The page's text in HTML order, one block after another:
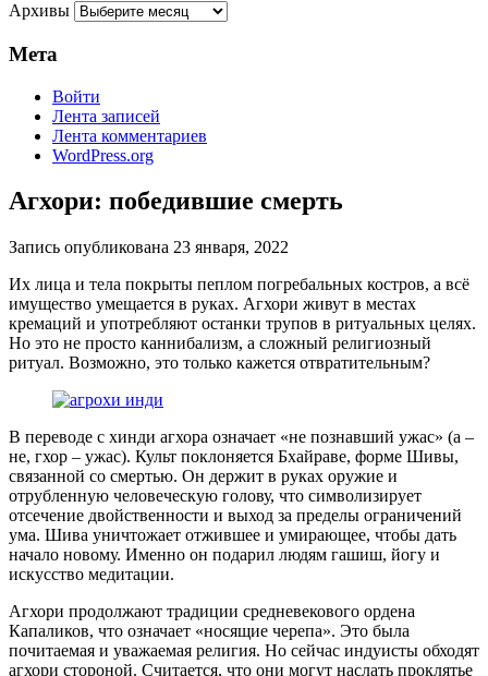
Архивы
Мета
Войти
Лента записей
Лента комментариев
WordPress.org
Агхори: победившие смерть
Запись опубликована 23 января, 2022
Их лица и тела покрыты пеплом погребальных костров, а всё
имущество умещается в руках. Агхори живут в местах
кремаций и употребляют останки трупов в ритуальных целях.
Но это не просто каннибализм, а сложный религиозный
ритуал. Возможно, это только кажется отвратительным?
В переводе с хинди агхора означает «не познавший ужас» (а –
не, гхор – ужас). Культ поклоняется Бхайраве, форме Шивы,
связанной со смертью. Он держит в руках оружие и
отрубленную человеческую голову, что символизирует
отсечение двойственности и выход за пределы ограничений
ума. Шива уничтожает отжившее и умирающее, чтобы дать
начало новому. Именно он подарил людям гашиш, йогу и
искусство медитации.
Агхори продолжают традиции средневекового ордена
Капаликов, что означает «носящие черепа». Это была
почитаемая и уважаемая религия. Но сейчас индуисты обходят
агхори стороной. Считается, что они могут наслать проклятье